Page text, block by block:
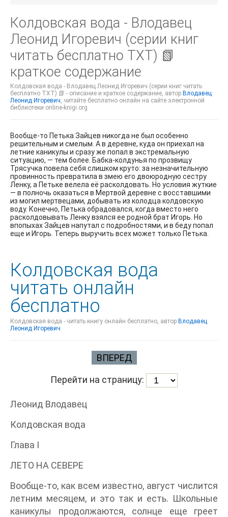
Колдовская вода - Влодавец
Леонид Игоревич (серии книг
читать бесплатно TXT) 📗
краткое содержание
Колдовская вода - Влодавец Леонид Игоревич (серии книг читать
бесплатно TXT) 📗 - описание и краткое содержание, автор Влодавец
Леонид Игоревич, читайте бесплатно онлайн на сайте электронной
библиотеки online-knigi.org
Вообще-то Петька Зайцев никогда не был особенно
решительным и смелым. А в деревне, куда он приехал на
летние каникулы и сразу же попал в экстремальную
ситуацию, — тем более. Бабка-колдунья по прозвищу
Трясучка повела себя слишком круто: за незначительную
провинность превратила в змею его двоюродную сестру
Ленку, а Петьке велела её расколдовать. Но условия жуткие
— в полночь оказаться в Мертвой деревне с восставшими
из могил мертвецами, добывать из колодца колдовскую
воду. Конечно, Петька обрадовался, когда вместо него
расколдовывать Ленку взялся ее родной брат Игорь. Но
впопыхах Зайцев напутал с подробностями, и в беду попал
еще и Игорь. Теперь выручить всех может только Петька.
Колдовская вода
читать онлайн
бесплатно
Колдовская вода - читать книгу онлайн бесплатно, автор Влодавец
Леонид Игоревич
ВПЕРЕД
Перейти на страницу:
Леонид Влодавец
Колдовская вода
Глава I
ЛЕТО НА СЕВЕРЕ
Вообще-то, как всем известно, август числится
летним месяцем, и это так и есть. Школьные
каникулы продолжаются, солнце еще греет